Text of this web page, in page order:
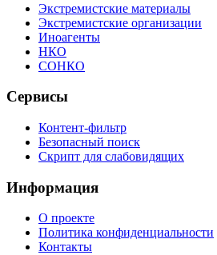
Экстремистские материалы
Экстремистские организации
Иноагенты
НКО
СОНКО
Сервисы
Контент-фильтр
Безопасный поиск
Скрипт для слабовидящих
Информация
О проекте
Политика конфиденциальности
Контакты